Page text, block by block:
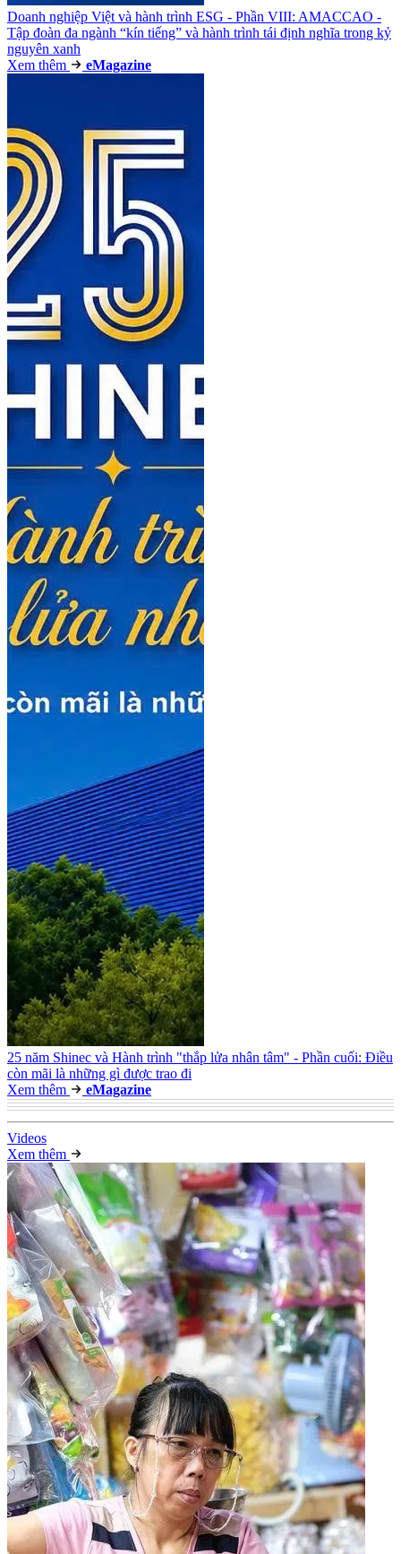
Doanh nghiệp Việt và hành trình ESG - Phần VIII: AMACCAO -
Tập đoàn đa ngành “kín tiếng” và hành trình tái định nghĩa trong kỷ
nguyên xanh
Xem thêm
eMagazine
25 năm Shinec và Hành trình "thắp lửa nhân tâm" - Phần cuối: Điều
còn mãi là những gì được trao đi
Xem thêm
eMagazine
Videos
Xem thêm